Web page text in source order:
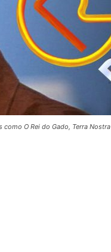
O Rei do Gado, Terra